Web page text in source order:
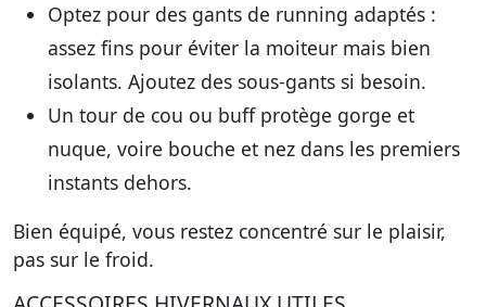
Optez pour des gants de running adaptés :
assez fins pour éviter la moiteur mais bien
isolants. Ajoutez des sous-gants si besoin.
Un tour de cou ou buff protège gorge et
nuque, voire bouche et nez dans les premiers
instants dehors.
Bien équipé, vous restez concentré sur le plaisir,
pas sur le froid.